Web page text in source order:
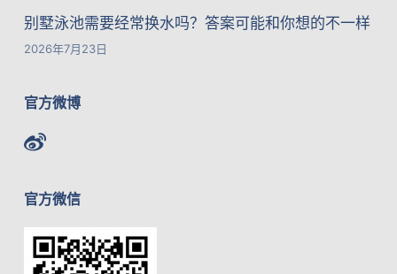
别墅泳池需要经常换水吗？答案可能和你想的不一样
2026年7月23日
官方微博
官方微信